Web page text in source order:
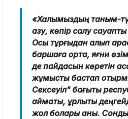
«Халқымыздың таным-
қазу, көпір салу
Осы тұрғыдан алып
баршаға ортақ, яғни
де пайдасын көретін
жұмысты бастап
Сексеуіл" бағыты
аймақтық, құрлықтық
жол болары анық.